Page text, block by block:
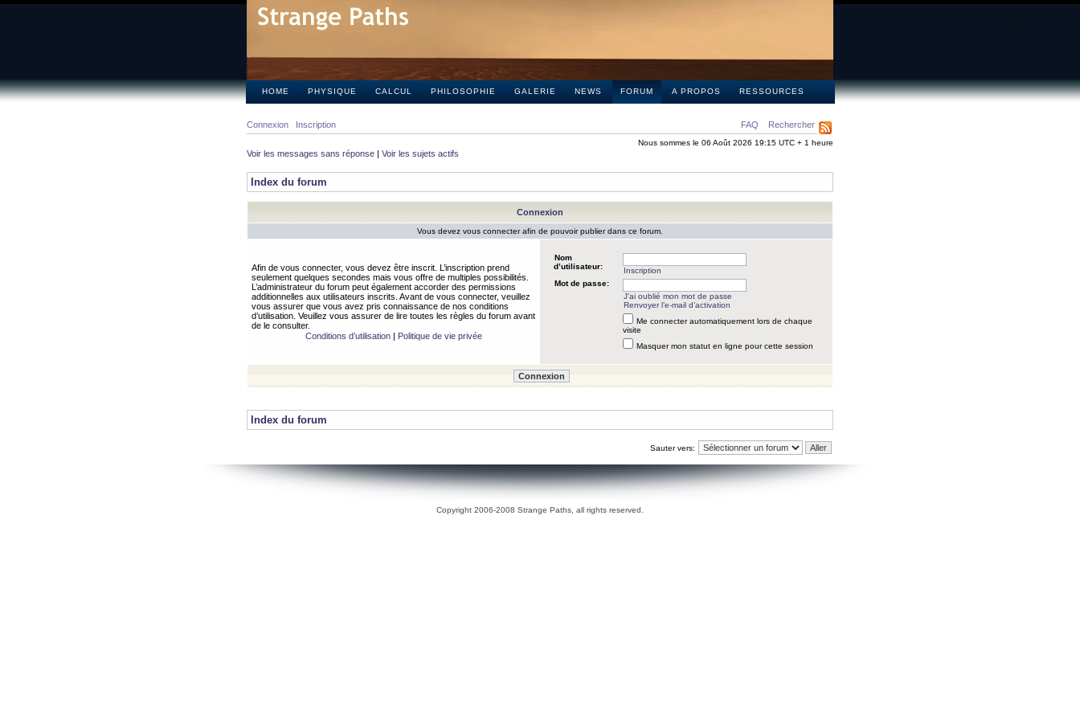
HOME PHYSIQUE CALCUL PHILOSOPHIE GALERIE NEWS FORUM A PROPOS RESSOURCES
FAQ Rechercher
Connexion Inscription
Nous sommes le 06 Août 2026 19:15 UTC + 1 heure
Voir les messages sans réponse | Voir les sujets actifs
Index du forum
Connexion
Vous devez vous connecter afin de pouvoir publier dans ce forum.
Afin de vous connecter, vous devez être inscrit. L’inscription prend
seulement quelques secondes mais vous offre de multiples possibilités.
L’administrateur du forum peut également accorder des permissions
additionnelles aux utilisateurs inscrits. Avant de vous connecter, veuillez
vous assurer que vous avez pris connaissance de nos conditions
d’utilisation. Veuillez vous assurer de lire toutes les règles du forum avant
de le consulter.
Conditions d’utilisation| Politique de vie privée
Nom
d’utilisateur:
Inscription
Mot de passe:
J’ai oublié mon mot de passe
Renvoyer l’e-mail d’activation
Me connecter automatiquement lors de chaque
visite
Masquer mon statut en ligne pour cette session
Index du forum
Sauter vers:
Copyright 2006-2008 Strange Paths, all rights reserved.